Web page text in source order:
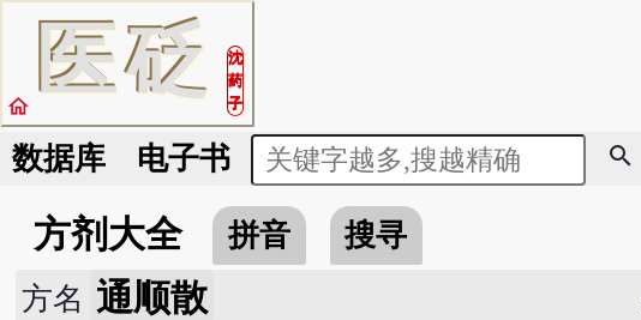
医砭
沈
药
子
home
数据库 电子书 search
方剂大全 拼音
搜寻
方名 通顺散